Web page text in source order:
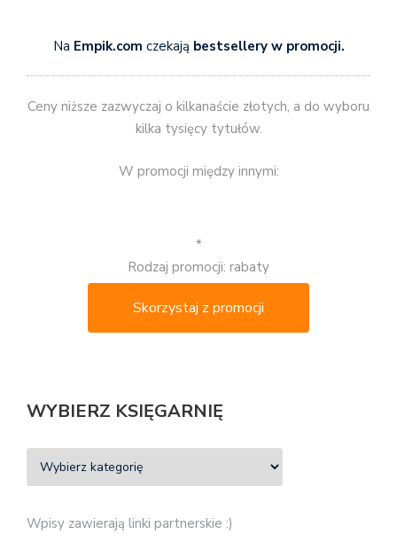
Na Empik.com czekają bestsellery w promocji.
Ceny niższe zazwyczaj o kilkanaście złotych, a do wyboru
kilka tysięcy tytułów.
W promocji między innymi:
*
Rodzaj promocji: rabaty
Skorzystaj z promocji
WYBIERZ KSIĘGARNIĘ
Wpisy zawierają linki partnerskie :)